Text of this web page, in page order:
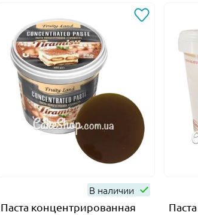
В наличии
Паста концентрированная